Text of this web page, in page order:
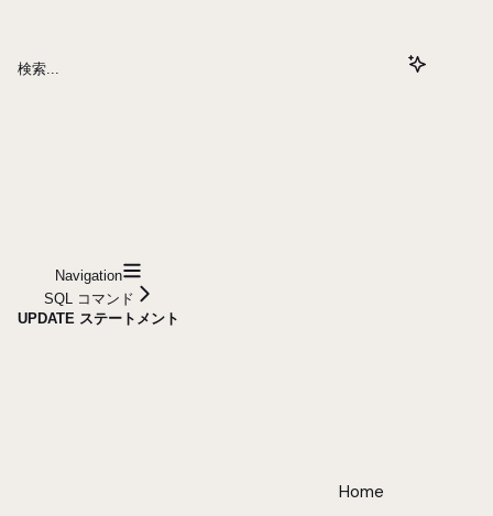
検索...
Navigation
SQL コマンド
UPDATE ステートメント
Home